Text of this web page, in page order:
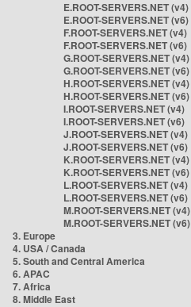
E.ROOT-SERVERS.NET (v4)
E.ROOT-SERVERS.NET (v6)
F.ROOT-SERVERS.NET (v4)
F.ROOT-SERVERS.NET (v6)
G.ROOT-SERVERS.NET (v4)
G.ROOT-SERVERS.NET (v6)
H.ROOT-SERVERS.NET (v4)
H.ROOT-SERVERS.NET (v6)
I.ROOT-SERVERS.NET (v4)
I.ROOT-SERVERS.NET (v6)
J.ROOT-SERVERS.NET (v4)
J.ROOT-SERVERS.NET (v6)
K.ROOT-SERVERS.NET (v4)
K.ROOT-SERVERS.NET (v6)
L.ROOT-SERVERS.NET (v4)
L.ROOT-SERVERS.NET (v6)
M.ROOT-SERVERS.NET (v4)
M.ROOT-SERVERS.NET (v6)
3. Europe
4. USA / Canada
5. South and Central America
6. APAC
7. Africa
8. Middle East